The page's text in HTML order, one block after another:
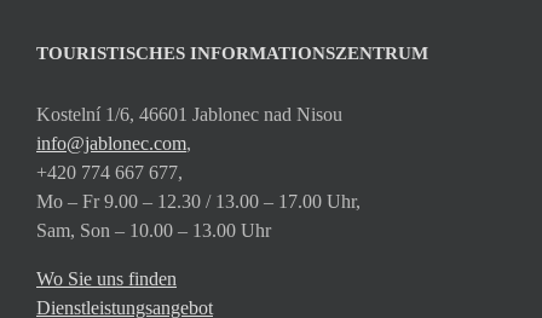
TOURISTISCHES INFORMATIONSZENTRUM
Kostelní 1/6, 46601 Jablonec nad Nisou
info@jablonec.com,
+420 774 667 677,
Mo – Fr 9.00 – 12.30 / 13.00 – 17.00 Uhr,
Sam, Son – 10.00 – 13.00 Uhr
Wo Sie uns finden
Dienstleistungsangebot